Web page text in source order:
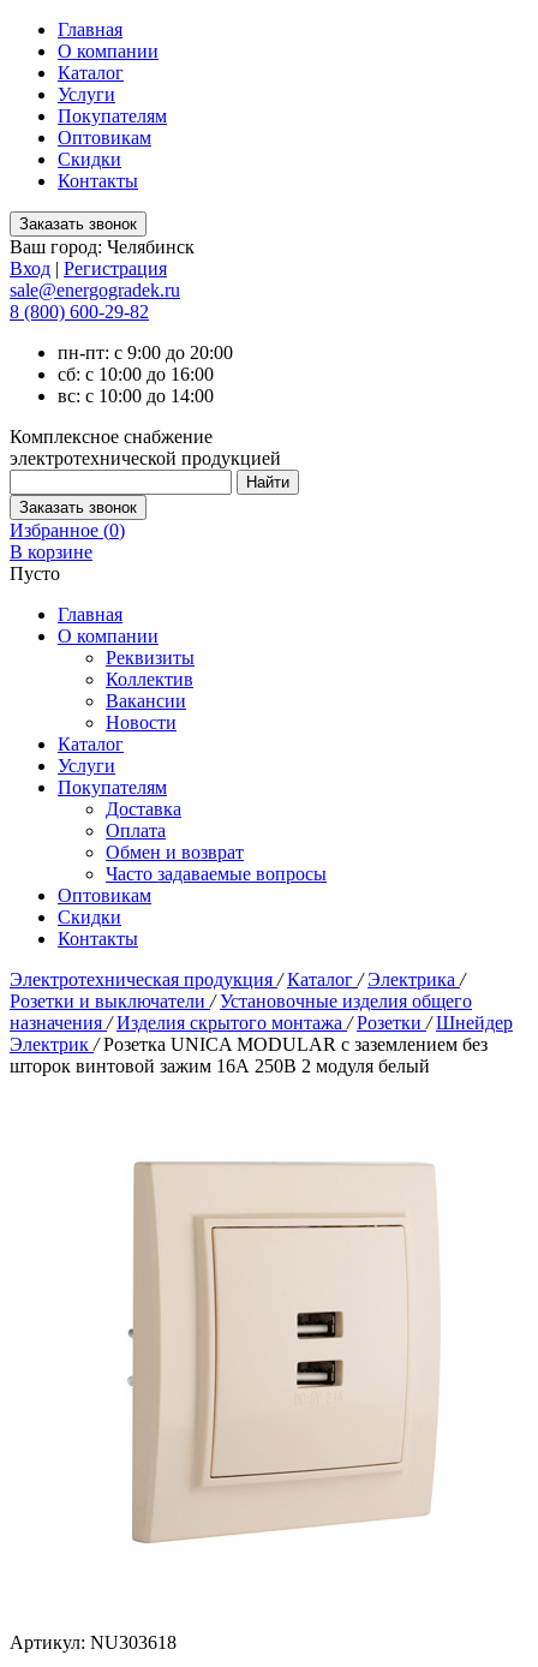
Главная
О компании
Каталог
Услуги
Покупателям
Оптовикам
Скидки
Контакты
Ваш город: Челябинск
Вход | Регистрация
sale@energogradek.ru
8 (800) 600-29-82
пн-пт: с 9:00 до 20:00
сб: с 10:00 до 16:00
вс: с 10:00 до 14:00
Комплексное снабжение
электротехнической продукцией
Избранное (0)
В корзине
Пусто
Главная
О компании
Реквизиты
Коллектив
Вакансии
Новости
Каталог
Услуги
Покупателям
Доставка
Оплата
Обмен и возврат
Часто задаваемые вопросы
Оптовикам
Скидки
Контакты
Электротехническая продукция / Каталог / Электрика /
Розетки и выключатели / Установочные изделия общего
назначения / Изделия скрытого монтажа / Розетки / Шнейдер
Электрик / Розетка UNICA MODULAR с заземлением без
шторок винтовой зажим 16А 250В 2 модуля белый
Артикул: NU303618